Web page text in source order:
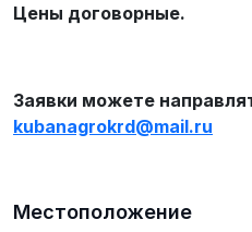
Цены договорные.
Заявки можете
kubanagrokrd@mail.ru
Местоположение